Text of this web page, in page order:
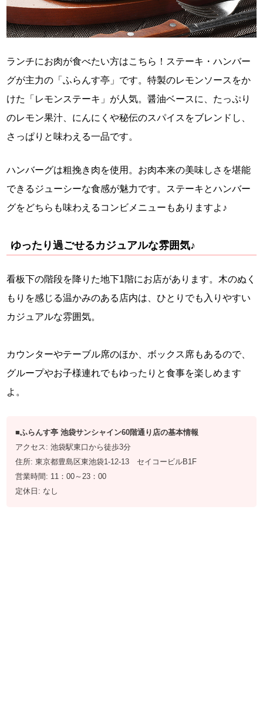
ランチにお肉が食べたい方はこちら！ステーキ・ハンバー
グが主力の「ふらんす亭」です。特製のレモンソースをか
けた「レモンステーキ」が人気。醤油ベースに、たっぷり
のレモン果汁、にんにくや秘伝のスパイスをブレンドし、
さっぱりと味わえる一品です。
ハンバーグは粗挽き肉を使用。お肉本来の美味しさを堪能
できるジューシーな食感が魅力です。ステーキとハンバー
グをどちらも味わえるコンビメニューもありますよ♪
ゆったり過ごせるカジュアルな雰囲気♪
看板下の階段を降りた地下1階にお店があります。木のぬく
もりを感じる温かみのある店内は、ひとりでも入りやすい
カジュアルな雰囲気。
カウンターやテーブル席のほか、ボックス席もあるので、
グループやお子様連れでもゆったりと食事を楽しめます
よ。
■ふらんす亭 池袋サンシャイン60階通り店の基本情報
アクセス: 池袋駅東口から徒歩3分
住所: 東京都豊島区東池袋1-12-13 セイコービルB1F
営業時間: 11：00～23：00
定休日: なし